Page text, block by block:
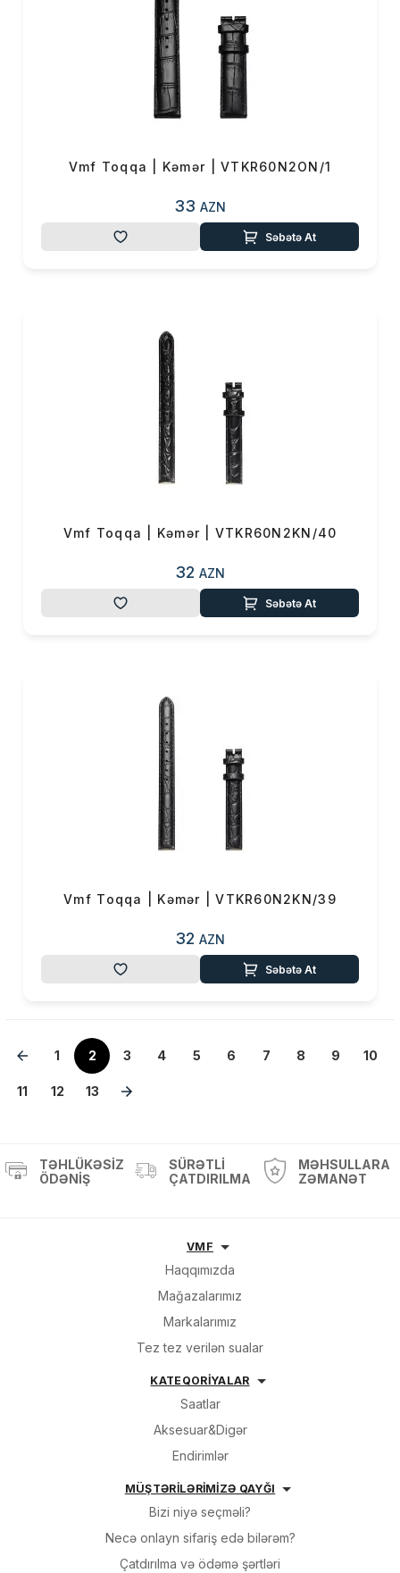
Vmf Toqqa | Kəmər | VTKR60N2ON/1
33 AZN
Səbətə At
Vmf Toqqa | Kəmər | VTKR60N2KN/40
32 AZN
Səbətə At
Vmf Toqqa | Kəmər | VTKR60N2KN/39
32 AZN
Səbətə At
1 2 3 4 5 6 7 8 9 10
11 12 13
TƏHLÜKƏSIZ
ÖDƏNIŞ
SÜRƏTLI
ÇATDIRILMA
MƏHSULLARA
ZƏMANƏT
VMF
Haqqımızda
Mağazalarımız
Markalarımız
Tez tez verilən sualar
KATEQORİYALAR
Saatlar
Aksesuar&Digər
Endirimlər
MÜŞTƏRİLƏRİMİZƏ QAYĞI
Bizi niyə seçməli?
Necə onlayn sifariş edə bilərəm?
Çatdırılma və ödəmə şərtləri